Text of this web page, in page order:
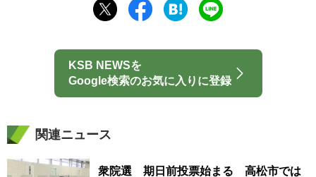
KSB NEWSを
Google検索のお気に入りに登録
関連ニュース
衆院選 期日前投票始まる 高松市では